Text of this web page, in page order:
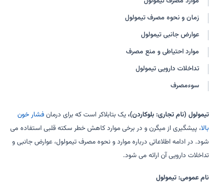
زمان و نحوه مصرف تیمولول
عوارض جانبی تیمولول
موارد احتیاطی و منع مصرف
تداخلات دارویی تیمولول
سوءمصرف
تیمولول (نام تجاری: بلوکاردن)،یک بتابلاکر است که برای درمانفشار خون
بالا، پیشگیری از میگرن و در برخی موارد کاهش خطر سکته قلبی استفاده می
شود. در ادامه اطلاعاتی درباره موارد و نحوه مصرف تیمولول، عوارض جانبی و
تداخلات دارویی آن ارائه می شود.
نام عمومی: تیمولول